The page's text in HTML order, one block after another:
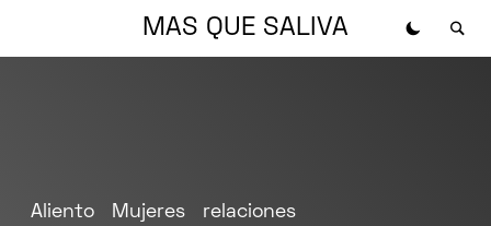
MAS QUE SALIVA
Aliento Mujeres
relaciones